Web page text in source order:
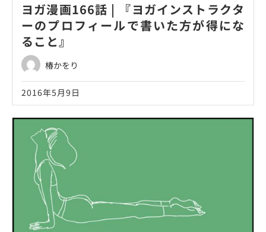
ヨガ漫画166話 | 『ヨガインストラクタ
ーのプロフィールで書いた方が得にな
ること』
椿かをり
2016年5月9日